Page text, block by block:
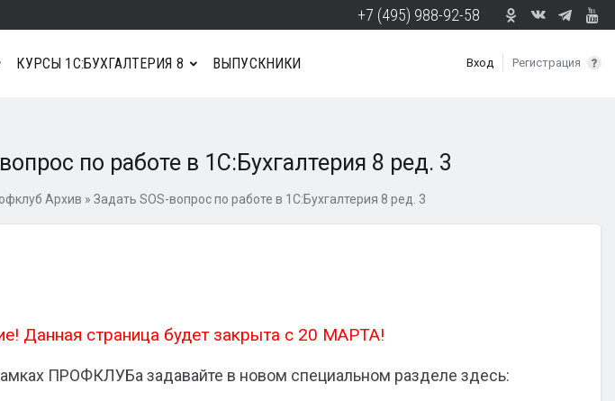
+7 (495) 988-92-58
Вход Регистрация
КУРСЫ 1С:БУХГАЛТЕРИЯ 8 ВЫПУСКНИКИ
по работе в 1С:Бухгалтерия 8 ред. 3
Архив » Задать SOS-вопрос по работе в 1С:Бухгалтерия 8 ред. 3
Данная страница будет закрыта с 20 МАРТА!
ПРОФКЛУБа задавайте в новом специальном разделе здесь: